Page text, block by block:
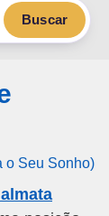
Buscar
o Seu Sonho)